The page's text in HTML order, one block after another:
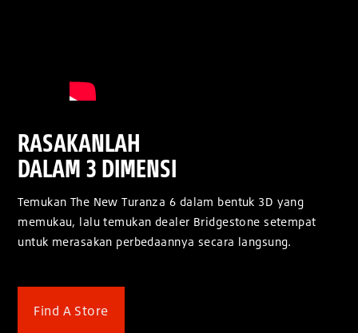
RASAKANLAH
DALAM 3 DIMENSI
Temukan The New Turanza 6 dalam bentuk 3D yang
memukau, lalu temukan dealer Bridgestone setempat
untuk merasakan perbedaannya secara langsung.
Find A Store